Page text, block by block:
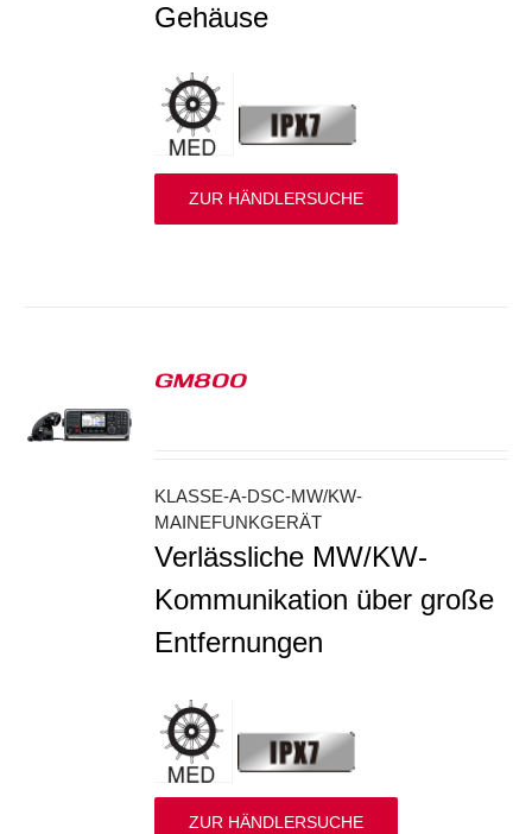
Gehäuse
ZUR HÄNDLERSUCHE
GM800
KLASSE-A-DSC-MW/KW-
MAINEFUNKGERÄT
Verlässliche MW/KW-
Kommunikation über große
Entfernungen
ZUR HÄNDLERSUCHE